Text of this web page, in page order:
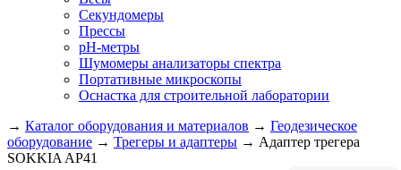
Секундомеры
Прессы
pH-метры
Шумомеры анализаторы спектра
Портативные микроскопы
Оснастка для строительной лаборатории
→ Каталог оборудования и материалов → Геодезическое
оборудование → Трегеры и адаптеры → Адаптер трегера
SOKKIA AP41